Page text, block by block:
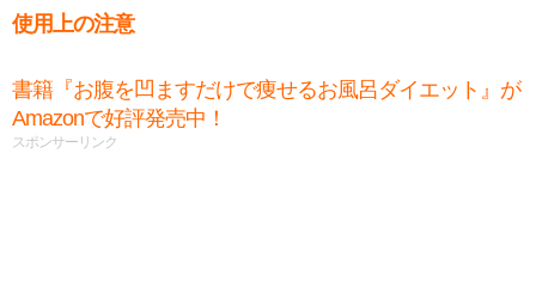
使用上の注意
書籍『お腹を凹ますだけで痩せるお風呂ダイエット』が
Amazonで好評発売中！
スポンサーリンク